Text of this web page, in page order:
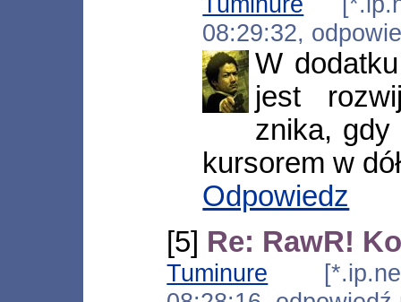
08:29:32,
W
jest
znika, gdy
kursorem w
Odpowiedz
[5] Re: RawR!
Tuminure